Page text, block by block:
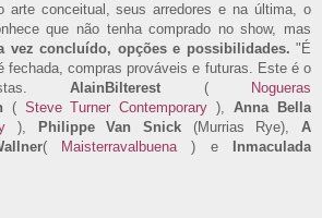
arte conceitual, seus arredores e na última, o
que não tenha comprado no show, mas
vez concluído, opções e possibilidades. "É
fechada, compras prováveis ​​e futuras. Este é o
Alain Bilterest (
Nogueras
( Steve Turner Contemporary ),Anna Bella
), Philippe Van Snick(Murrias Rye),A
( Maisterravalbuena) e
Inmaculada